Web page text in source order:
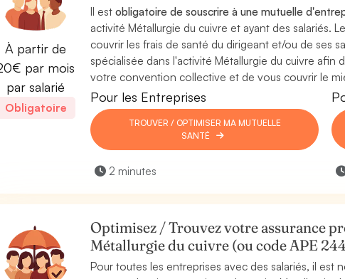
À partir de
par mois
par salarié
Obligatoire
Il est obligatoire de souscrire à une mutuelle
activité Métallurgie du cuivre et ayant des salariés.
couvrir les frais de santé du dirigeant et/ou de ses
spécialisée dans l'activité Métallurgie du cuivre
votre convention collective et de vous couvrir le
Pour les Entreprises
TROUVER / OPTIMISER MA MUTUELLE
SANTÉ
2 minutes
Optimisez / Trouvez votre assurance
Métallurgie du cuivre (ou code APE
Pour toutes les entreprises avec des salariés, il est